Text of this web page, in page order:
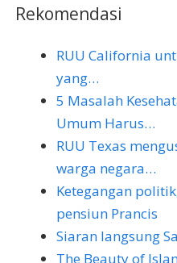
Rekomendasi
RUU California
yang…
5 Masalah
Umum Harus…
RUU Texas
warga negara…
Ketegangan
pensiun Prancis
Siaran langsung
The Beauty of